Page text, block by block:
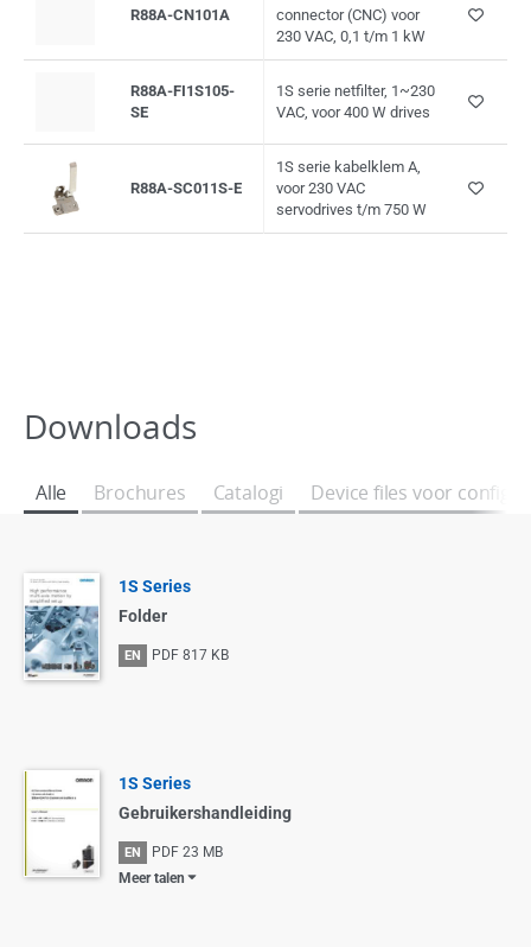
R88A-CN101A
connector (CNC) voor
230 VAC, 0,1 t/m 1 kW
R88A-FI1S105-
SE
1S serie netfilter, 1~230
VAC, voor 400 W drives
R88A-SC011S-E
1S serie kabelklem A,
voor 230 VAC
servodrives t/m 750 W
Downloads
Alle Brochures Catalogi Device files voor
1S Series
Folder
EN PDF 817 KB
1S Series
Gebruikershandleiding
EN PDF 23 MB
Meer talen